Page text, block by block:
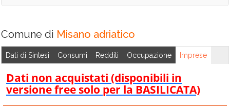
Comune di Misano adriatico
Dati di Sintesi Consumi Redditi Occupazione Imprese
Dati non acquistati (disponibili in
versione free solo per la BASILICATA)